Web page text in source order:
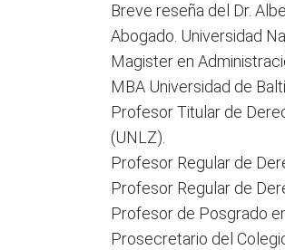
Breve reseña del Dr.
Abogado. Universidad
Magister en
MBA Universidad de
Profesor Titular de
(UNLZ).
Profesor Regular de
Profesor Regular de
Profesor de Posgrado
Prosecretario del